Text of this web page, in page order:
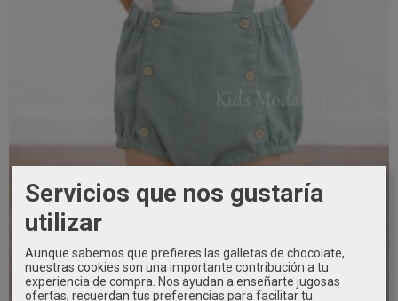
Servicios que nos gustaría
utilizar
Aunque sabemos que prefieres las galletas de chocolate,
nuestras cookies son una importante contribución a tu
experiencia de compra. Nos ayudan a enseñarte jugosas
ofertas, recuerdan tus preferencias para facilitar tu